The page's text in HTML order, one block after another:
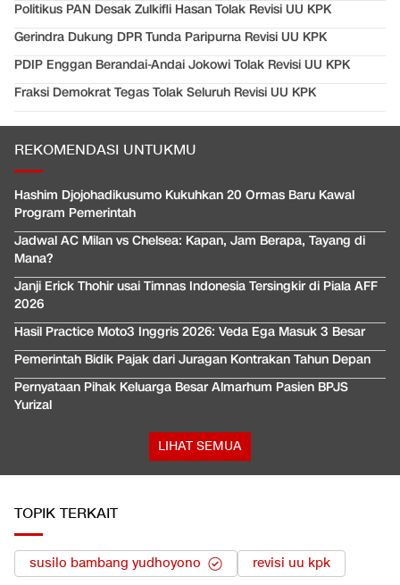
Politikus PAN Desak Zulkifli Hasan Tolak Revisi UU KPK
Gerindra Dukung DPR Tunda Paripurna Revisi UU KPK
PDIP Enggan Berandai-Andai Jokowi Tolak Revisi UU KPK
Fraksi Demokrat Tegas Tolak Seluruh Revisi UU KPK
REKOMENDASI UNTUKMU
Hashim Djojohadikusumo Kukuhkan 20 Ormas Baru Kawal
Program Pemerintah
Jadwal AC Milan vs Chelsea: Kapan, Jam Berapa, Tayang di
Mana?
Janji Erick Thohir usai Timnas Indonesia Tersingkir di Piala AFF
2026
Hasil Practice Moto3 Inggris 2026: Veda Ega Masuk 3 Besar
Pemerintah Bidik Pajak dari Juragan Kontrakan Tahun Depan
Pernyataan Pihak Keluarga Besar Almarhum Pasien BPJS
Yurizal
LIHAT SEMUA
TOPIK TERKAIT
susilo bambang yudhoyono revisi uu kpk